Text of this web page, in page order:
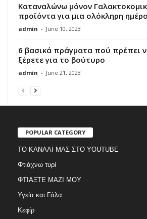
Καταναλώνω μόνον
προϊόντα για μια ολόκληρη
admin - June 10, 2023
6 βασικά πράγματα πού πρέπει
ξέρετε για το βούτυρο
admin - June 21, 2023
POPULAR CATEGORY
ΤΟ ΚΑΝΑΛΙ ΜΑΣ ΣΤΟ YOUTUBE
Φτιάχνω τυρί
ΦΤΙΑΞΤΕ ΜΑΖΙ ΜΟΥ
Υγεία και Γάλα
Κεφίρ